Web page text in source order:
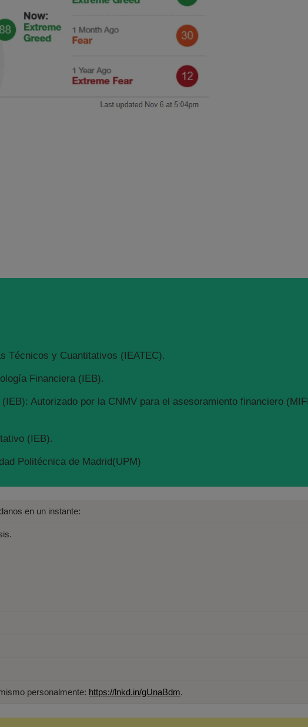
Técnicos y Cuantitativos (IEATEC).
Financiera (IEB).
Autorizado por la CNMV para el asesoramiento financiero
(IEB).
Politécnica de Madrid(UPM)
en un instante:
personalmente: https://lnkd.in/gUnaBdm.